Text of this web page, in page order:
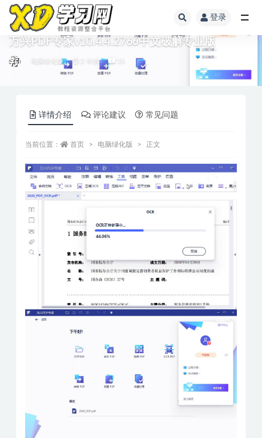
登录
万兴PDF专家v10.4.4.2766中文破解专业版
电脑绿化版 2 年前 15
详情介绍 评论建议 常见问题
当前位置： 首页 电脑绿化版 正文